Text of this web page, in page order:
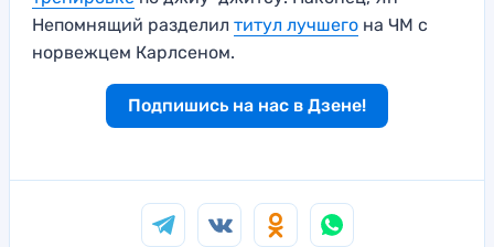
Непомнящий разделил титул лучшего на ЧМ с
норвежцем Карлсеном.
Подпишись на нас в Дзене!